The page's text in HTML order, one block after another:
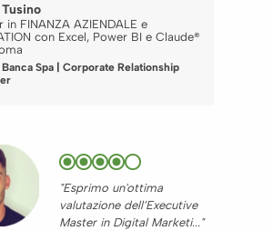
in FINANZA AZIENDALE e
con Excel, Power BI e Claude®
Spa | Corporate Relationship
"Esprimo un'ottima
valutazione dell’Executive
Master in Digital Marketi..."